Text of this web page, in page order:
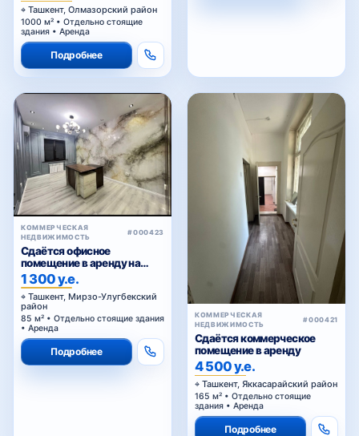
Ташкент, Олмазорский район
1000 м² • Отдельно стоящие
здания • Аренда
Подробнее
КОММЕРЧЕСКАЯ
НЕДВИЖИМОСТЬ
#000423
Сдаётся офисное
помещение в аренду на
Паркенском
1 300 у.е.
Ташкент, Мирзо-Улугбекский
район
85 м² • Отдельно стоящие здания
• Аренда
Подробнее
КОММЕРЧЕСКАЯ
НЕДВИЖИМОСТЬ
#000421
Сдаётся коммерческое
помещение в аренду
4 500 у.е.
Ташкент, Яккасарайский район
165 м² • Отдельно стоящие
здания • Аренда
Подробнее